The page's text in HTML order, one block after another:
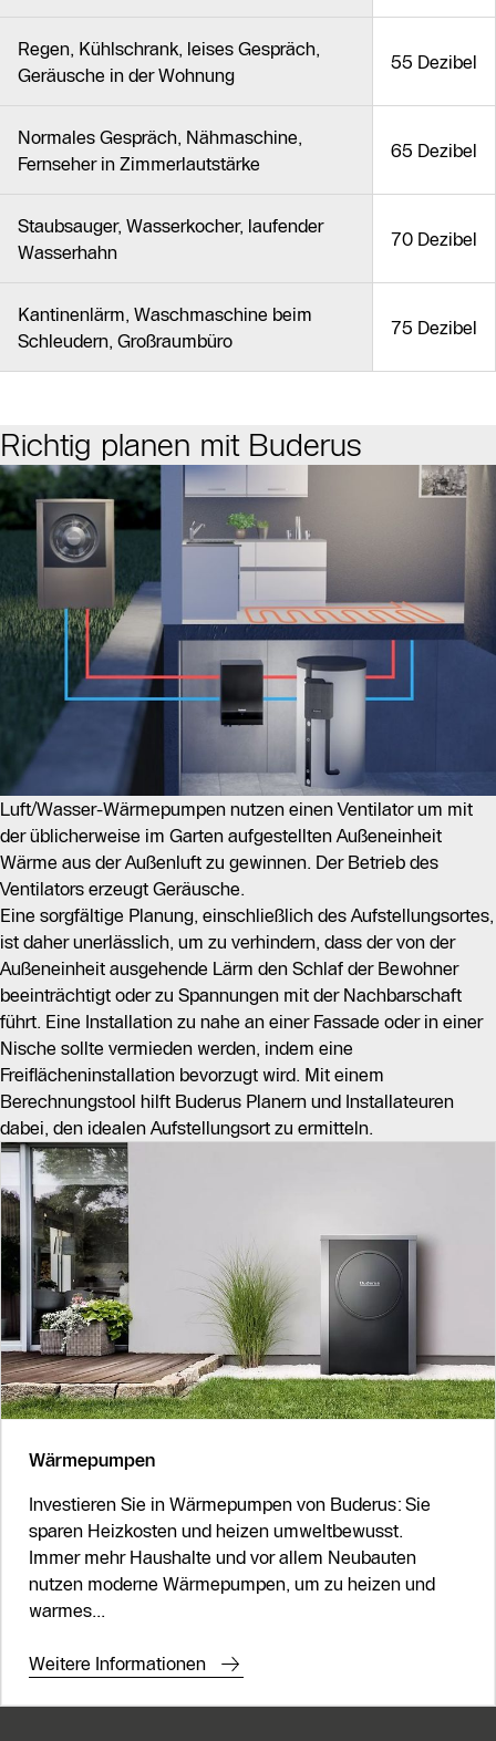
Regen, Kühlschrank, leises Gespräch,
Geräusche in der Wohnung
55 Dezibel
Normales Gespräch, Nähmaschine,
Fernseher in Zimmerlautstärke
65 Dezibel
Staubsauger, Wasserkocher, laufender
Wasserhahn
70 Dezibel
Kantinenlärm, Waschmaschine beim
Schleudern, Großraumbüro
75 Dezibel
Richtig planen mit Buderus
Luft/Wasser-Wärmepumpen nutzen einen Ventilator um mit
der üblicherweise im Garten aufgestellten Außeneinheit
Wärme aus der Außenluft zu gewinnen. Der Betrieb des
Ventilators erzeugt Geräusche.
Eine sorgfältige Planung, einschließlich des Aufstellungsortes,
ist daher unerlässlich, um zu verhindern, dass der von der
Außeneinheit ausgehende Lärm den Schlaf der Bewohner
beeinträchtigt oder zu Spannungen mit der Nachbarschaft
führt. Eine Installation zu nahe an einer Fassade oder in einer
Nische sollte vermieden werden, indem eine
Freiflächeninstallation bevorzugt wird. Mit einem
Berechnungstool hilft Buderus Planern und Installateuren
dabei, den idealen Aufstellungsort zu ermitteln.
Wärmepumpen
Investieren Sie in Wärmepumpen von Buderus: Sie
sparen Heizkosten und heizen umweltbewusst.
Immer mehr Haushalte und vor allem Neubauten
nutzen moderne Wärmepumpen, um zu heizen und
warmes...
Weitere Informationen